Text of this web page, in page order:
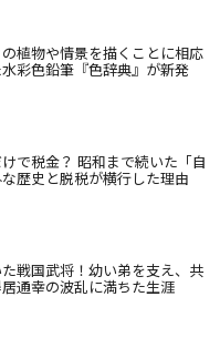
植物や情景を描くことに相応
彩色鉛筆『色辞典』が新発
で税金？ 昭和まで続いた「自
歴史と脱税が横行した理由
戦国武将！幼い弟を支え、共
通幸の波乱に満ちた生涯